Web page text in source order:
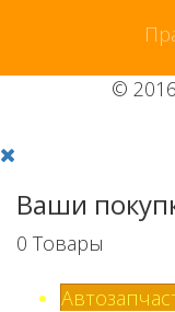
©
Ваши
0 Товары